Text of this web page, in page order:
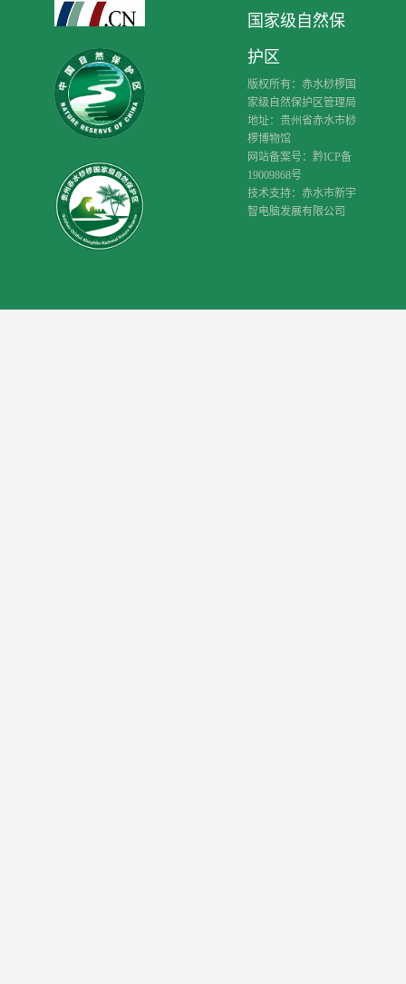
国家级自然保
护区
版权所有：赤水桫椤国
家级自然保护区管理局
地址：贵州省赤水市桫
椤博物馆
网站备案号：黔ICP备
19009868号
技术支持：赤水市新宇
智电脑发展有限公司